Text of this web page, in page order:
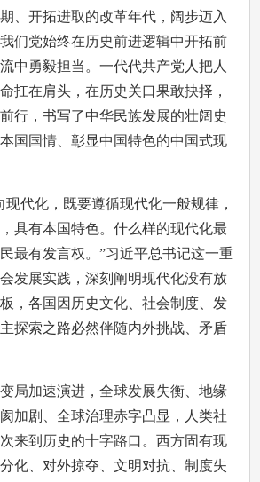
、开拓进取的改革年代，阔步迈入
们党始终在历史前进逻辑中开拓前
中勇毅担当。一代代共产党人把人
扛在肩头，在历史关口果敢抉择，
行，书写了中华民族发展的壮阔史
国国情、彰显中国特色的中国式现
现代化，既要遵循现代化一般规律，
具有本国特色。什么样的现代化最
最有发言权。”习近平总书记这一重
发展实践，深刻阐明现代化没有放
，各国因历史文化、社会制度、发
探索之路必然伴随内外挑战、矛盾
局加速演进，全球发展失衡、地缘
加剧、全球治理赤字凸显，人类社
来到历史的十字路口。西方固有现
化、对外掠夺、文明对抗、制度失